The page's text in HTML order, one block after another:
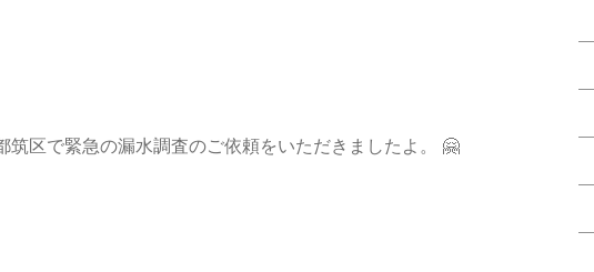
筑区で緊急の漏水調査のご依頼をいただきましたよ。 🤗